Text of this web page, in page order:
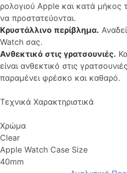
ρολογιού Apple και κατά μήκος
να προστατεύονται.
Κρυστάλλινο περίβλημα.
Watch σας.
Ανθεκτικό στις γρατσουνιές.
είναι ανθεκτικό στις
παραμένει φρέσκο ​​και καθαρό.
Τεχνικά Χαρακτηριστικά
Χρώμα
Clear
Apple Watch Case Size
40mm